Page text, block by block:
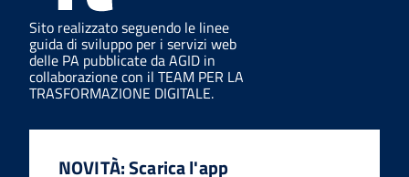
Sito realizzato seguendo le linee
guida di sviluppo per i servizi web
delle PA pubblicate da AGID in
collaborazione con il TEAM PER LA
TRASFORMAZIONE DIGITALE.
NOVITÀ: Scarica l'app